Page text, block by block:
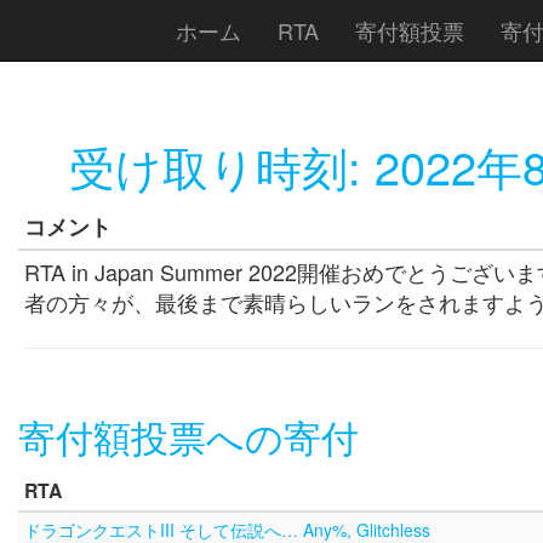
ホーム RTA 寄付額投票 寄
受け取り時刻: 2022年
コメント
RTA in Japan Summer 2022開催おめでとうござい
者の方々が、最後まで素晴らしいランをされますよ
寄付額投票への寄付
RTA
ドラゴンクエストIII そして伝説へ… Any%, Glitchless